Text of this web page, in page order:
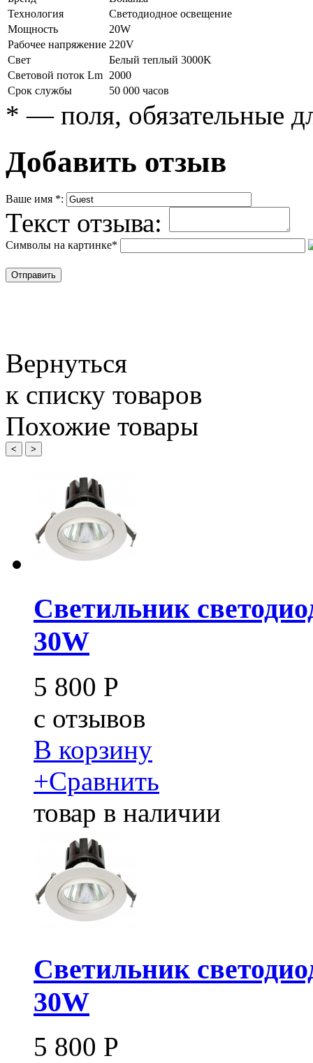
Технология
Светодиодное освещение
Мощность
20W
Рабочее напряжение 220V
Свет
Белый теплый 3000K
Световой поток Lm 2000
Срок службы
50 000 часов
* — поля, обязательные
Добавить отзыв
Ваше имя *:
Текст отзыва:
Символы на картинке*
Вернуться
к списку товаров
Похожие товары
< >
Светильник
30W
5 800 Р
c отзывов
В корзину
+Сравнить
товар в наличии
Светильник
30W
5 800 Р